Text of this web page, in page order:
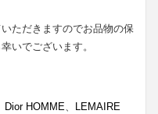
ただきますのでお品物の保
いでございます。
Dior HOMME、 LEMAIRE